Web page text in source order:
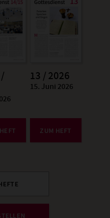
13 / 2026
:
15. Juni 2026
ZUM HEFT